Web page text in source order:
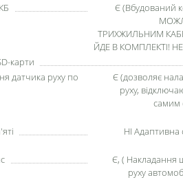
Є (Вбудований
ТРИХЖИЛЬНИМ
ЙДЕ В КОМПЛЕКТІ!
карти
датчика руху по
Є (дозволяє
руху,
самим
НІ
Є, ( Накладання
руху